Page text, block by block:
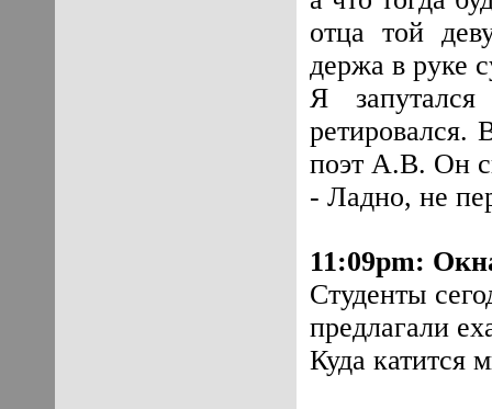
отца той
держа в руке
Я
ретировался.
поэт А.В. Он
- Ладно, не
11:09pm:
Студенты
предлагали
Куда катится